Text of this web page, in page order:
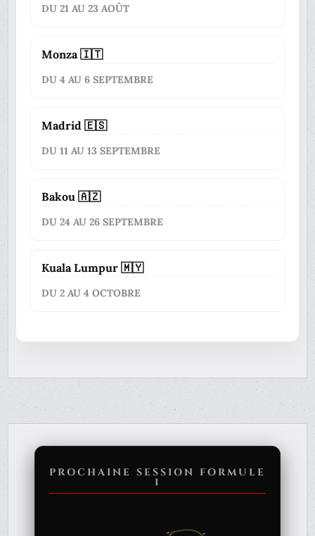
DU 21 AU 23 AOÛT
Monza 🇮🇹
DU 4 AU 6 SEPTEMBRE
Madrid 🇪🇸
DU 11 AU 13 SEPTEMBRE
Bakou 🇦🇿
DU 24 AU 26 SEPTEMBRE
Kuala Lumpur 🇲🇾
DU 2 AU 4 OCTOBRE
PROCHAINE SESSION FORMULE
1